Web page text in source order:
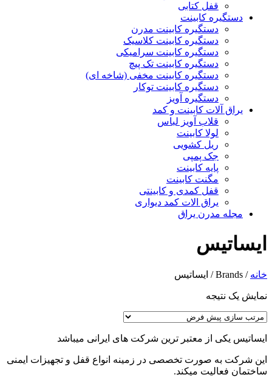
قفل کتابی
دستگیره کابینت
دستگیره کابینت مدرن
دستگیره کابینت کلاسیک
دستگیره کابینت سرامیکی
دستگیره کابینت تک پیچ
دستگیره کابینت مخفی (شاخه ای)
دستگیره کابینت توکار
دستگیره آویز
یراق آلات کابینت و کمد
قلاب آویز لباس
لولا کابینت
ریل کشویی
جک پمپی
پایه کابینت
مگنت کابینت
قفل کمدی و کابینتی
یراق الات کمد دیواری
مجله مدرن یراق
ایساتیس
خانه /
/ ایساتیس
نمایش یک نتیجه
ایساتیس یکی از معتبر ترین شرکت های ایرانی میباشد
این شرکت به صورت تخصصی در زمینه انواع قفل و تجهیزات ایمنی
ساختمان فعالیت میکند.